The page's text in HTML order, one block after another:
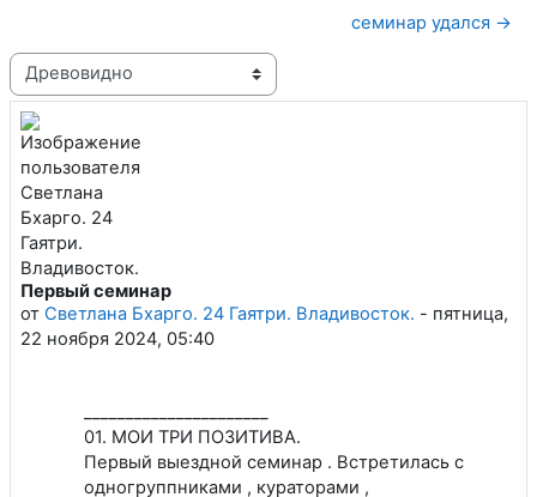
семинар удался →
Режим отображения
Первый семинар
от Светлана Бхарго. 24 Гаятри. Владивосток. - пятница,
22 ноября 2024, 05:40
Количество ответов: 1
01. МОИ ТРИ ПОЗИТИВА.
Первый выездной семинар . Встретилась с
одногруппниками , кураторами ,